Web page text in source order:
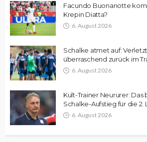
Facundo Buonanotte
Krepin Diatta?
6. August 2026
Schalke atmet auf:
überraschend zurück im
6. August 2026
Kult-Trainer Neururer:
Schalke-Aufstieg für die 2.
6. August 2026